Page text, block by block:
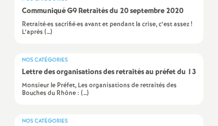
t
d
e
Communiqué G9 Retraités du 20 septembre 2020
Retraité·es sacrifié·es avant et pendant la crise, c’est assez !
L’après (…)
NOS CATÉGORIES
Lettre des organisations des retraités au préfet du 13
Monsieur le Préfet, Les organisations de retraités des
Bouches du Rhône : (…)
NOS CATÉGORIES